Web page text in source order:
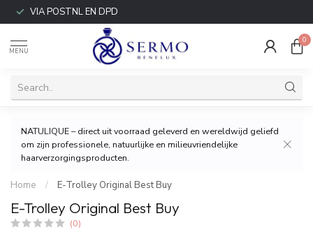
VIA POSTNL EN DPD
MENU
0
NATULIQUE – direct uit voorraad geleverd en wereldwijd geliefd
om zijn professionele, natuurlijke en milieuvriendelijke
haarverzorgingsproducten.
Home / E-Trolley Original Best Buy
E-Trolley Original Best Buy
(0)